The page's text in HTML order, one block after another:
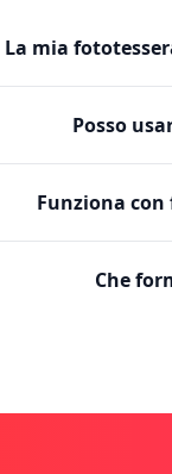
La mia
Posso
Funziona
Che